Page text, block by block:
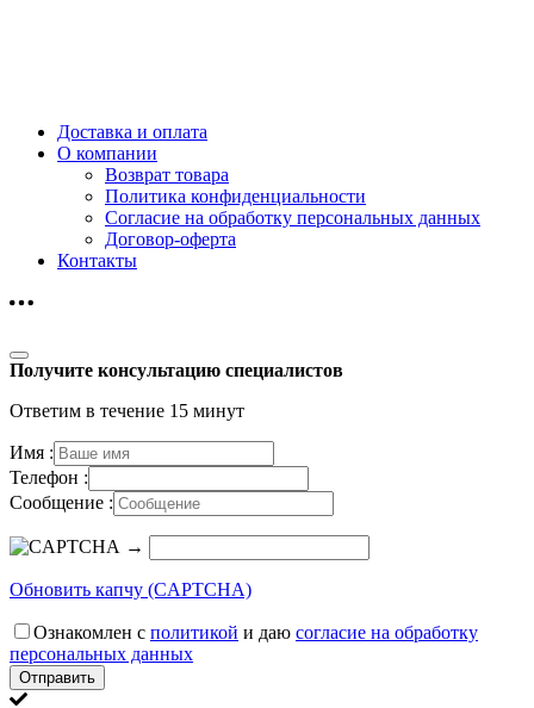
Доставка и оплата
О компании
Возврат товара
Политика конфиденциальности
Согласие на обработку персональных данных
Договор-оферта
Контакты
Получите консультацию специалистов
Ответим в течение 15 минут
Имя :
Телефон :
Сообщение :
→
Обновить капчу (CAPTCHA)
Ознакомлен с политикой и даю согласие на обработку
персональных данных